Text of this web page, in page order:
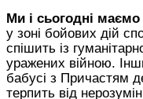
Ми і сьогодні маємо
у зоні бойових дій
спішить із
уражених війною.
бабусі з Причастям
терпить від